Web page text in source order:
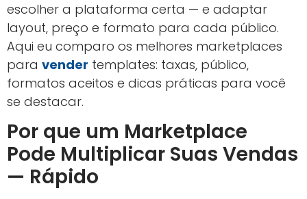
escolher a plataforma certa — e adaptar
layout, preço e formato para cada público.
Aqui eu comparo os melhores marketplaces
para vender templates: taxas, público,
formatos aceitos e dicas práticas para você
se destacar.
Por que um Marketplace
Pode Multiplicar Suas Vendas
— Rápido